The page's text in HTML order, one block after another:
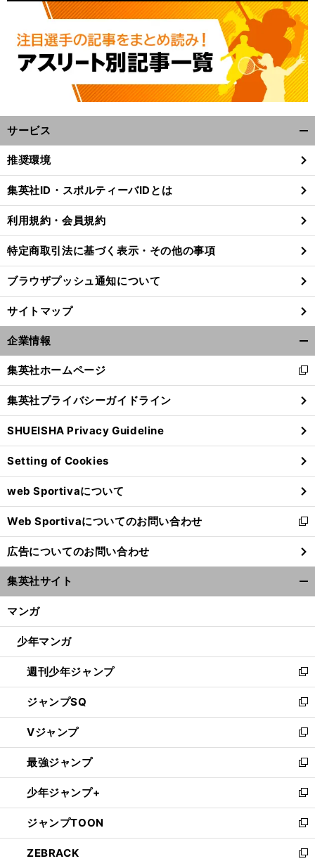
サービス
閉
る
推奨環境
集英社ID・スポルティーバIDとは
利用規約・会員規約
特定商取引法に基づく表示・その他の事項
ブラウザプッシュ通知について
サイトマップ
企業情報
閉
る
集英社ホームページ
新
し
い
ウ
ィ
ン
ド
ウ
で
開
く
集英社プライバシーガイドライン
SHUEISHA Privacy Guideline
Setting of Cookies
web Sportivaについて
Web Sportivaについてのお問い合わせ
新
し
い
ウ
ィ
ン
ウ
開
く
広告についてのお問い合わせ
集英社サイト
マンガ
少年マンガ
週刊少年ジャンプ
新
し
い
ウ
ィ
ン
ド
ウ
で
開
く
ジャンプSQ
新
し
い
ウ
ィ
ン
ド
ウ
で
開
く
Vジャンプ
新
し
い
ウ
ィ
ン
ド
ウ
で
最強ジャンプ
新
し
い
ウ
ィ
ン
ド
少年ジャンプ+
新
し
い
ウ
ィ
ジャンプTOON
新
し
い
ZEBRACK
新